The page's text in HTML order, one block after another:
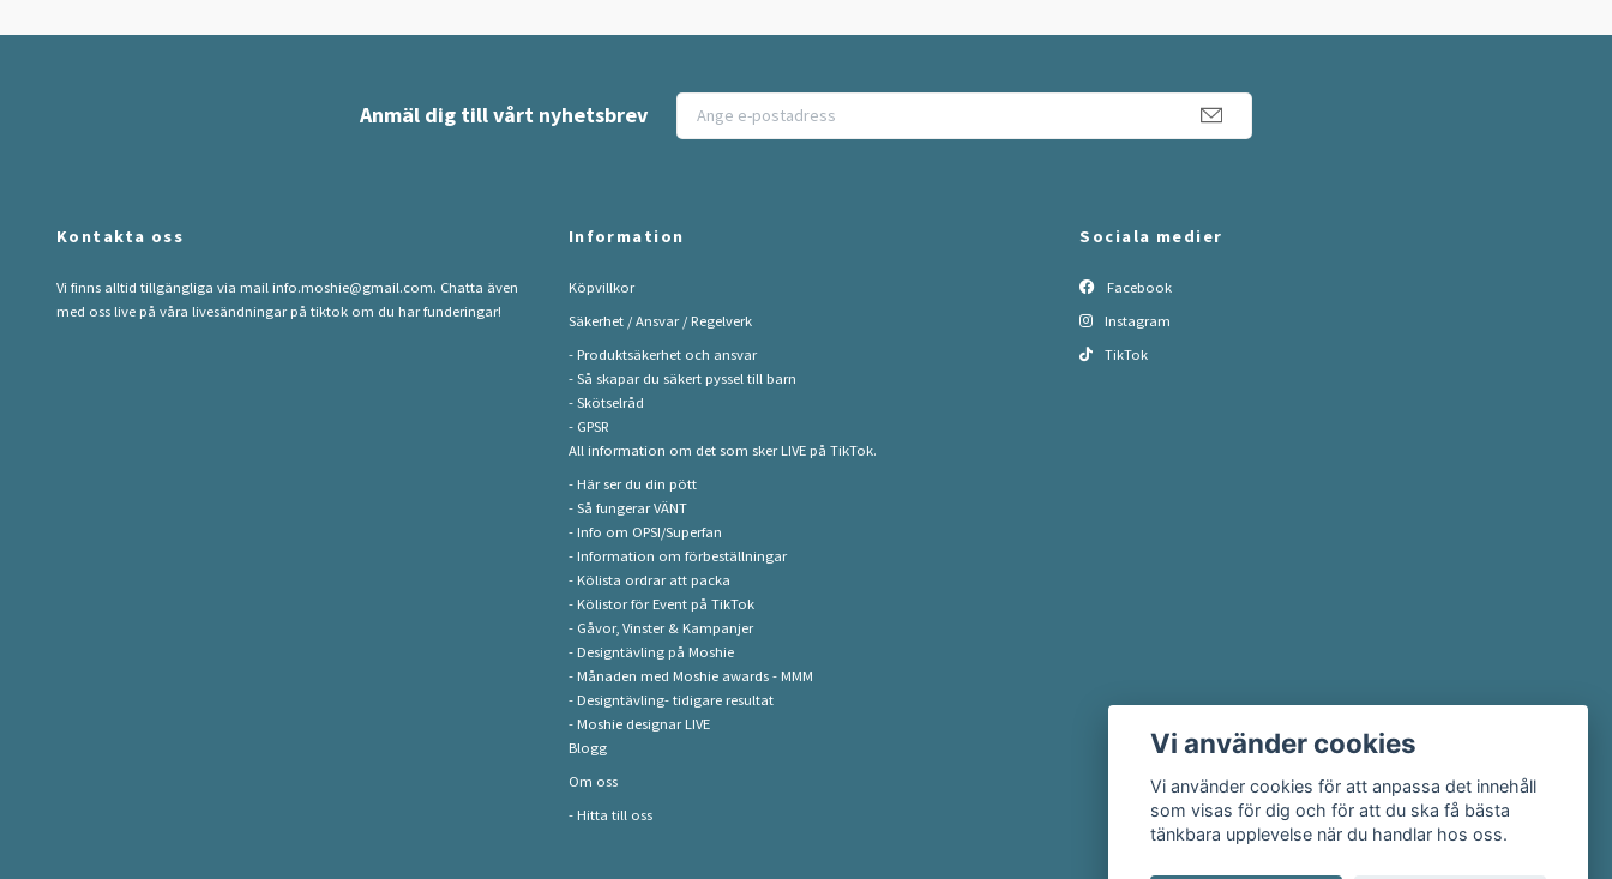
Anmäl dig till vårt nyhetsbrev
Kontakta oss
Vi finns alltid tillgängliga via mail info.moshie@gmail.com. Chatta även
med oss live på våra livesändningar på tiktok om du har funderingar!
Information
Köpvillkor
Säkerhet / Ansvar / Regelverk
- Produktsäkerhet och ansvar
- Så skapar du säkert pyssel till barn
- Skötselråd
- GPSR
All information om det som sker LIVE på TikTok.
- Här ser du din pött
- Så fungerar VÄNT
- Info om OPSI/Superfan
- Information om förbeställningar
- Kölista ordrar att packa
- Kölistor för Event på TikTok
- Gåvor, Vinster & Kampanjer
- Designtävling på Moshie
- Månaden med Moshie awards - MMM
- Designtävling- tidigare resultat
- Moshie designar LIVE
Blogg
Om oss
- Hitta till oss
Sociala medier
Facebook
Instagram
TikTok
Vi använder cookies
Vi använder cookies för att anpassa det innehåll
som visas för dig och för att du ska få bästa
tänkbara upplevelse när du handlar hos oss.